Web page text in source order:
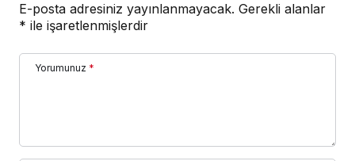
E-posta adresiniz yayınlanmayacak. Gerekli alanlar
* ile işaretlenmişlerdir
Yorumunuz *